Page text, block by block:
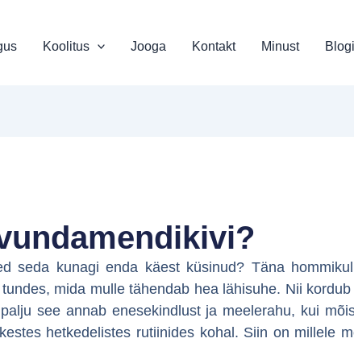
Koolitus Jooga Kontakt Minust Blogi
seda kunagi enda käest küsinud? Täna
mida mulle tähendab hea lähisuhe. Nii
see annab enesekindlust ja meelerahu, kui
hetkedelistes rutiinides kohal. Siin on millele